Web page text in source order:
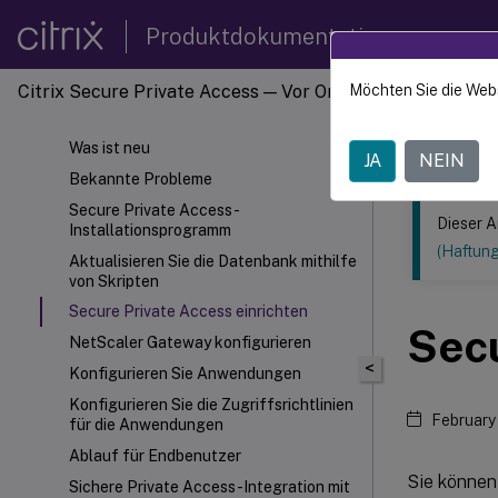
Produktdokumentation
Citrix Secure Private Access — Vor Ort
Was ist neu
Bekannte Probleme
Secure Private Access-
Installationsprogramm
Aktualisieren Sie die Datenbank mithilfe
von Skripten
Secure Private Access einrichten
NetScaler Gateway konfigurieren
Konfigurieren Sie Anwendungen
Konfigurieren Sie die Zugriffsrichtlinien
für die Anwendungen
Ablauf für Endbenutzer
Sichere Private Access-Integration mit
Dieser Inhalt
Citrix
<
Dieser
Sie
Möchten Sie die
JA NEIN